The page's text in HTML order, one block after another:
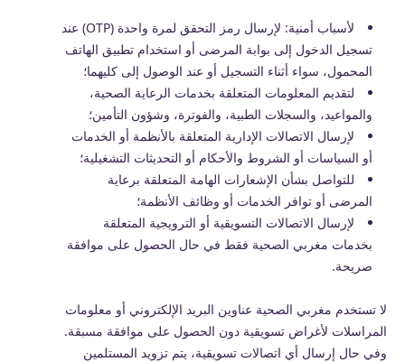
لأسباب أمنية: لإرسال رمز التحقق لمرة واحدة (OTP) عند
تسجيل الدخول إلى بوابة المرضى أو استخدام تطبيق الهاتف
المحمول، سواء أثناء التسجيل أو عند الوصول إلى كليهما؛
لتقديم المعلومات المتعلقة بخدمات الرعاية الصحية،
والمواعيد، والسجلات الطبية، والفوترة، وشؤون التأمين؛
لإرسال الاتصالات الإدارية المتعلقة بالأنظمة أو الخدمات
أو السياسات أو الشروط والأحكام أو التحديثات التشغيلية؛
للتواصل بشأن الإشعارات الهامة المتعلقة برعاية
المرضى أو توافر الخدمات أو وظائف الأنظمة؛
لإرسال الاتصالات التسويقية أو الترويجية المتعلقة
بخدمات مغربي الصحية فقط في حال الحصول على موافقة
صريحة.
لا تستخدم مغربي الصحية عناوين البريد الإلكتروني أو معلومات
المراسلات لأغراض تسويقية دون الحصول على موافقة مسبقة.
وفي حال إرسال أي اتصالات تسويقية، يتم تزويد المستلمين